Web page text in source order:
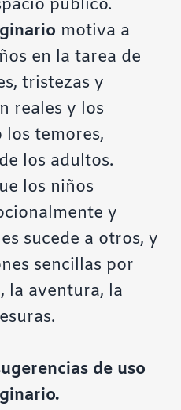
público.
motiva a
en la tarea de
tristezas y
reales y los
temores,
los adultos.
los niños
y
sucede a otros, y
sencillas por
la aventura, la
de uso
.